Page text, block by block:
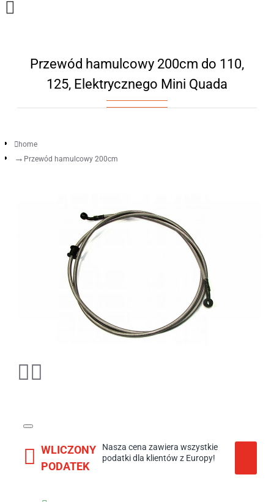
Przewód hamulcowy 200cm do 110,
125, Elektrycznego Mini Quada
home
Przewód hamulcowy 200cm
WLICZONY
PODATEK
Nasza cena zawiera wszystkie
podatki dla klientów z Europy!